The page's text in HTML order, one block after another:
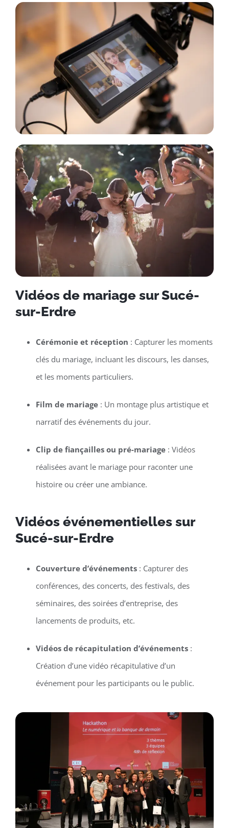
Vidéos de mariage sur Sucé-
sur-Erdre
Cérémonie et réception : Capturer les moments
clés du mariage, incluant les discours, les danses,
et les moments particuliers.
Film de mariage: Un montage plus artistique et
narratif des événements du jour.
Clip de fiançailles ou pré-mariage: Vidéos
réalisées avant le mariage pour raconter une
histoire ou créer une ambiance.
Vidéos événementielles sur
Sucé-sur-Erdre
Couverture d’événements: Capturer des
conférences, des concerts, des festivals, des
séminaires, des soirées d’entreprise, des
lancements de produits, etc.
Vidéos de récapitulation d’événements:
Création d’une vidéo récapitulative d’un
événement pour les participants ou le public.